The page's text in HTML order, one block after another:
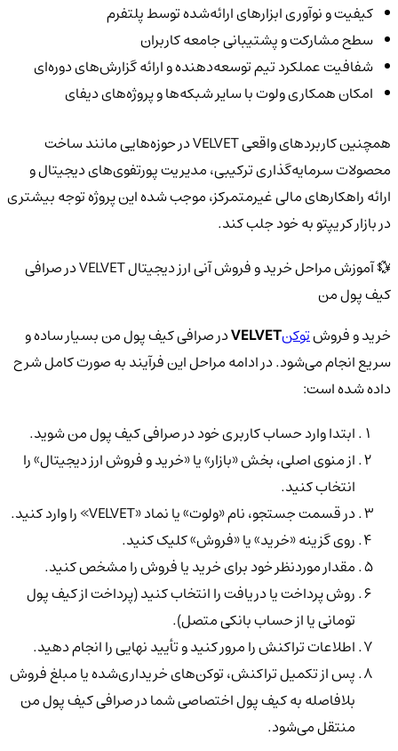
کیفیت و نوآوری ابزارهای ارائه‌شده توسط پلتفرم
سطح مشارکت و پشتیبانی جامعه کاربران
شفافیت عملکرد تیم توسعه‌دهنده و ارائه گزارش‌های دوره‌ای
امکان همکاری ولوت با سایر شبکه‌ها و پروژه‌های دیفای
همچنین کاربردهای واقعی VELVET در حوزه‌هایی مانند ساخت
محصولات سرمایه‌گذاری ترکیبی، مدیریت پورتفوی‌های دیجیتال و
ارائه راهکارهای مالی غیرمتمرکز، موجب شده این پروژه توجه بیشتری
در بازار کریپتو به خود جلب کند.
💱 آموزش مراحل خرید و فروش آنی ارز دیجیتال VELVET در صرافی
کیف پول من
خرید و فروشتوکنVELVETدر صرافی کیف پول من بسیار ساده و
سریع انجام می‌شود. در ادامه مراحل این فرآیند به صورت کامل شرح
داده شده است:
ابتدا وارد حساب کاربری خود در صرافی کیف پول من شوید.
از منوی اصلی، بخش «بازار» یا «خرید و فروش ارز دیجیتال» را
انتخاب کنید.
در قسمت جستجو، نام «ولوت» یا نماد «VELVET» را وارد کنید.
روی گزینه «خرید» یا «فروش» کلیک کنید.
مقدار موردنظر خود برای خرید یا فروش را مشخص کنید.
روش پرداخت یا دریافت را انتخاب کنید (پرداخت از کیف پول
تومانی یا از حساب بانکی متصل).
اطلاعات تراکنش را مرور کنید و تأیید نهایی را انجام دهید.
پس از تکمیل تراکنش، توکن‌های خریداری‌شده یا مبلغ فروش
بلافاصله به کیف پول اختصاصی شما در صرافی کیف پول من
منتقل می‌شود.